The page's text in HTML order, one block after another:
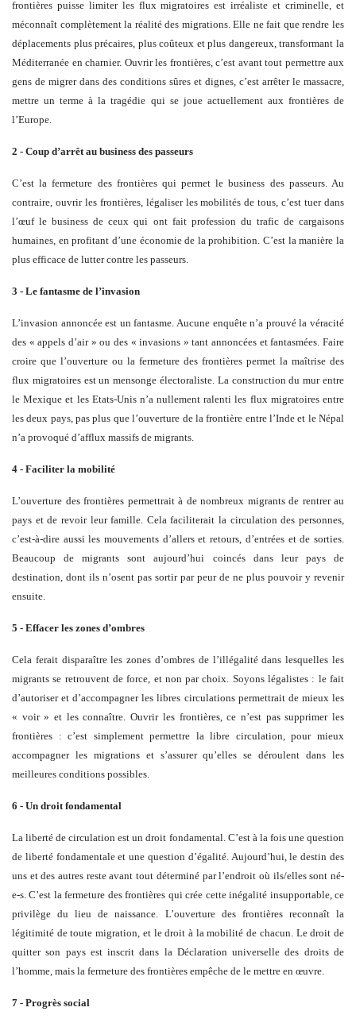
frontières puisse limiter les flux migratoires est irréaliste et criminelle, et
méconnaît complètement la réalité des migrations. Elle ne fait que rendre les
déplacements plus précaires, plus coûteux et plus dangereux, transformant la
Méditerranée en charnier. Ouvrir les frontières, c’est avant tout permettre aux
gens de migrer dans des conditions sûres et dignes, c’est arrêter le massacre,
mettre un terme à la tragédie qui se joue actuellement aux frontières de
l’Europe.
2 - Coup d’arrêt au business des passeurs
C’est la fermeture des frontières qui permet le business des passeurs. Au
contraire, ouvrir les frontières, légaliser les mobilités de tous, c’est tuer dans
l’œuf le business de ceux qui ont fait profession du trafic de cargaisons
humaines, en profitant d’une économie de la prohibition. C’est la manière la
plus efficace de lutter contre les passeurs.
3 - Le fantasme de l’invasion
L’invasion annoncée est un fantasme. Aucune enquête n’a prouvé la véracité
des « appels d’air » ou des « invasions » tant annoncées et fantasmées. Faire
croire que l’ouverture ou la fermeture des frontières permet la maîtrise des
flux migratoires est un mensonge électoraliste. La construction du mur entre
le Mexique et les Etats-Unis n’a nullement ralenti les flux migratoires entre
les deux pays, pas plus que l’ouverture de la frontière entre l’Inde et le Népal
n’a provoqué d’afflux massifs de migrants.
4 - Faciliter la mobilité
L’ouverture des frontières permettrait à de nombreux migrants de rentrer au
pays et de revoir leur famille. Cela faciliterait la circulation des personnes,
c’est-à-dire aussi les mouvements d’allers et retours, d’entrées et de sorties.
Beaucoup de migrants sont aujourd’hui coincés dans leur pays de
destination, dont ils n’osent pas sortir par peur de ne plus pouvoir y revenir
ensuite.
5 - Effacer les zones d’ombres
Cela ferait disparaître les zones d’ombres de l’illégalité dans lesquelles les
migrants se retrouvent de force, et non par choix. Soyons légalistes : le fait
d’autoriser et d’accompagner les libres circulations permettrait de mieux les
« voir » et les connaître. Ouvrir les frontières, ce n’est pas supprimer les
frontières : c’est simplement permettre la libre circulation, pour mieux
accompagner les migrations et s’assurer qu’elles se déroulent dans les
meilleures conditions possibles.
6 - Un droit fondamental
La liberté de circulation est un droit fondamental. C’est à la fois une question
de liberté fondamentale et une question d’égalité. Aujourd’hui, le destin des
uns et des autres reste avant tout déterminé par l’endroit où ils/elles sont né-
e-s. C’est la fermeture des frontières qui crée cette inégalité insupportable, ce
privilège du lieu de naissance. L’ouverture des frontières reconnaît la
légitimité de toute migration, et le droit à la mobilité de chacun. Le droit de
quitter son pays est inscrit dans la Déclaration universelle des droits de
l’homme, mais la fermeture des frontières empêche de le mettre en œuvre.
7 - Progrès social